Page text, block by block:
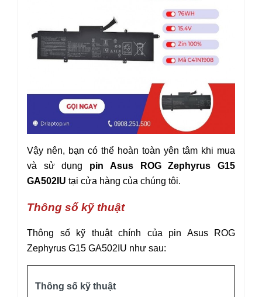
Vậy nên, bạn có thể hoàn toàn yên tâm khi mua
và sử dụng pin Asus ROG ZephyrusG15
GA502IU tại cửa hàng của chúng tôi.
Thông số kỹ thuật
Thông số kỹ thuật chính của pin Asus
ROG
Zephyrus G15 GA502IU như sau:
Thông số kỹ thuật